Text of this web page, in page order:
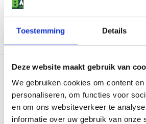
Toestemming Details
Deze website maakt gebruik van
We gebruiken cookies om content
personaliseren, om functies voor
en om ons websiteverkeer te
informatie over uw gebruik van onze
29,95
Niet op voorraad
Productomschrijving
Sta klaar voor intense hitte met onze
Dankzij hun extra lengte bieden ze
polsen. Deze handschoenen zijn
maat die iedereen past.